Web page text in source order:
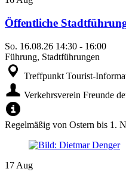
Öffentliche
So. 16.08.26 14:30 - 16:00
Führung, Stadtführungen
Treffpunkt Tourist-
Verkehrsverein Freunde
Regelmäßig von Ostern bis 1.
17 Aug